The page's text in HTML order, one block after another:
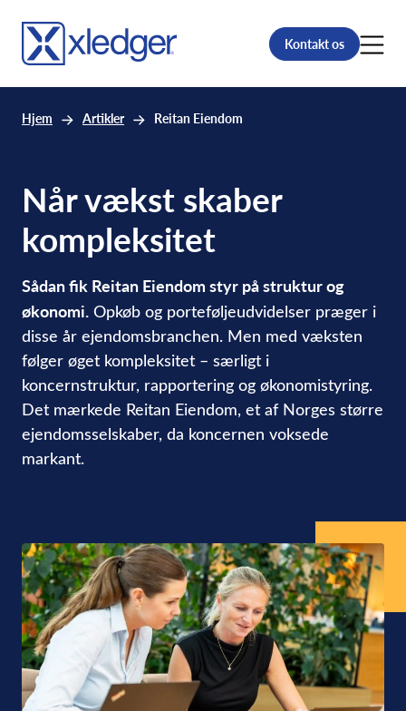
Kontakt os
Hjem Artikler Reitan Eiendom
Når vækst skaber
kompleksitet
Sådan fik Reitan Eiendom styr på struktur og
økonomi. Opkøb og porteføljeudvidelser præger i
disse år ejendomsbranchen. Men med væksten
følger øget kompleksitet – særligt i
koncernstruktur, rapportering og økonomistyring.
Det mærkede Reitan Eiendom, et af Norges større
ejendomsselskaber, da koncernen voksede
markant.